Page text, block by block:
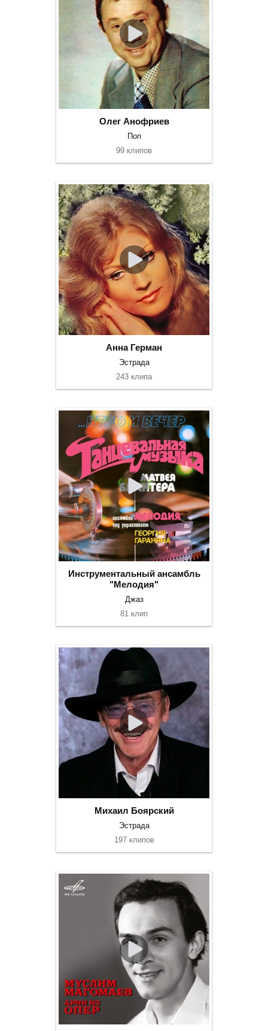
Олег Анофриев
Поп
99 клипов
Анна Герман
Эстрада
243 клипа
Инструментальный ансамбль
"Мелодия"
Джаз
81 клип
Михаил Боярский
Эстрада
197 клипов